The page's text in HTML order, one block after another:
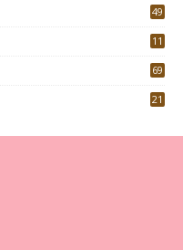
49
11
69
21